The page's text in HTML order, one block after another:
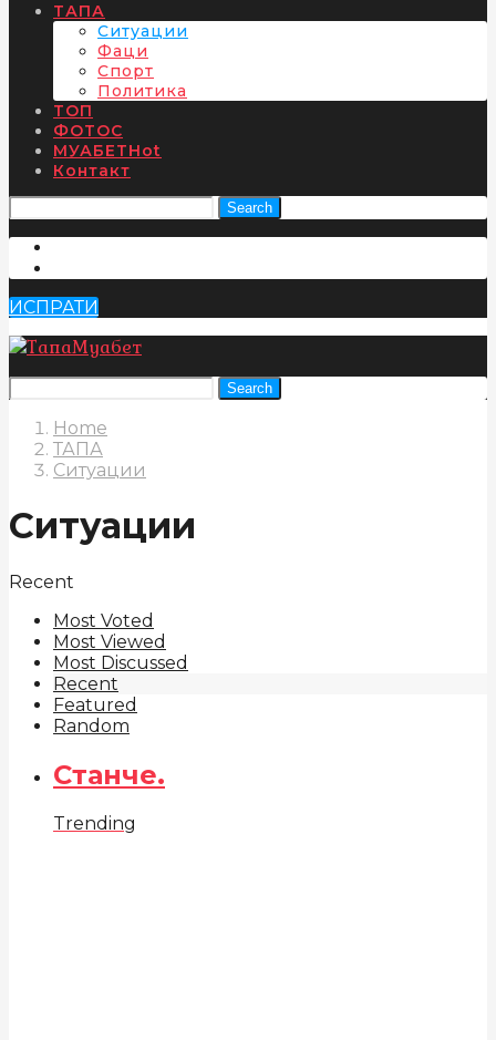
ТАПА
Ситуации
Фаци
Спорт
Политика
ТОП
ФОТОС
МУАБЕТHot
Контакт
Search
ИСПРАТИ
Search
Home
ТАПА
Ситуации
Ситуации
Recent
Most Voted
Most Viewed
Most Discussed
Recent
Featured
Random
Станче.
Trending